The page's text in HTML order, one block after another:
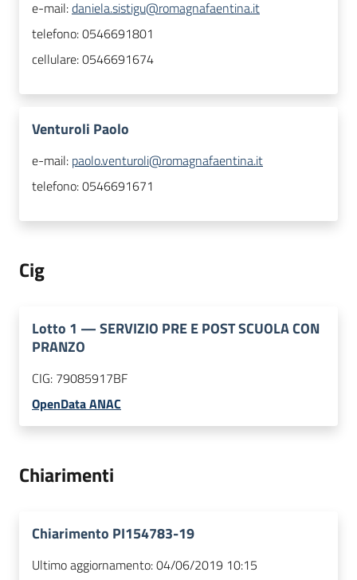
e-mail:daniela.sistigu@romagnafaentina.it
telefono:0546691801
cellulare:0546691674
Venturoli Paolo
e-mail: paolo.venturoli@romagnafaentina.it
telefono:0546691671
Cig
Lotto 1 —SERVIZIO PRE E POST SCUOLA CON
PRANZO
CIG: 79085917BF
OpenData ANAC
Chiarimenti
Chiarimento PI154783-19
Ultimo aggiornamento:04/06/2019 10:15